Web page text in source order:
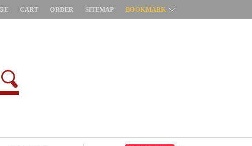
CART ORDER SITEMAP BOOKMARK